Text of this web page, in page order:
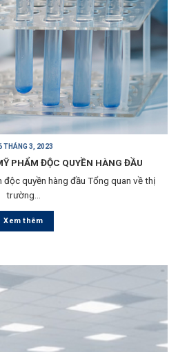
THÁNG 3, 2023
PHẨM ĐỘC QUYỀN HÀNG ĐẦU
độc quyền hàng đầu Tổng quan về thị
trường...
Xem thêm